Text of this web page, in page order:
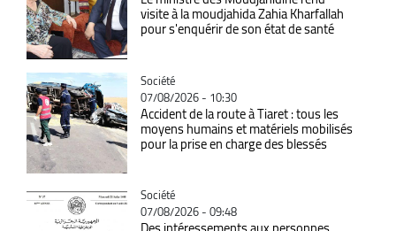
visite à la moudjahida Zahia Kharfallah
pour s'enquérir de son état de santé
Catégorie
Société
07/08/2026 - 10:30
Accident de la route à Tiaret : tous les
moyens humains et matériels mobilisés
pour la prise en charge des blessés
Catégorie
Société
07/08/2026 - 09:48